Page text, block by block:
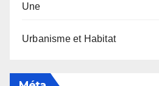
Une
Urbanisme et Habitat